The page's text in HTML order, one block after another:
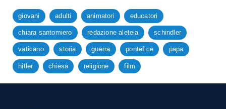
giovani adulti animatori educatori
chiara santomiero redazione aleteia schindler
vaticano storia guerra pontefice papa
hitler chiesa religione film